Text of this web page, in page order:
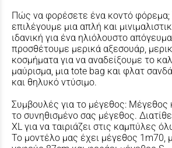
Πώς να φορέσετε ένα κοντό φόρεμα;
επιλέγουμε μια απλή και
ιδανική για ένα ηλιόλουστο
προσθέτουμε μερικά αξεσουάρ,
κοσμήματα για να αναδείξουμε το
μαύρισμα, μια tote bag και φλατ
και θηλυκό ντύσιμο.
Συμβουλές για το μέγεθος: Μέγεθος
το συνηθισμένο σας μέγεθος.
XL για να ταιριάζει στις καμπύλες
Το μοντέλο μας έχει μέγεθος 1m70,